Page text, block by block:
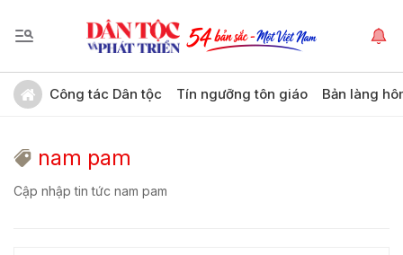
Công tác Dân tộc Tín ngưỡng tôn giáo Bản làng
nam pam
Cập nhập tin tức nam pam